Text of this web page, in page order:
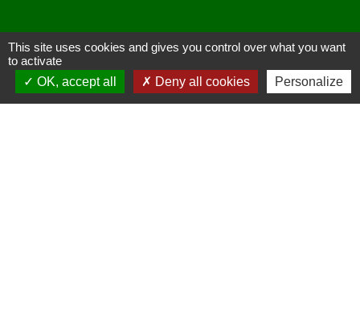
Liens
Site réalisé par KOM Conseil
This site uses cookies and gives you control over what you want
to activate
OK, accept all
Deny all cookies Personalize